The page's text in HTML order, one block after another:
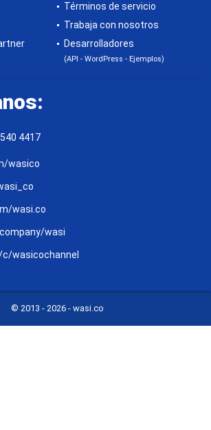
Términos de servicio
Trabaja con nosotros
Desarrolladores
(API - WordPress - Ejemplos)
4417
wasico
wasi.co
wasi
wasicochannel
© 2013 - 2026 - wasi.co